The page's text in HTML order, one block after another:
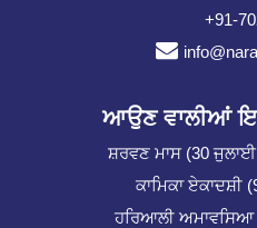
+91-
ਆਉਣ ਵਾਲੀਆਂ
ਸ਼ਰਵਣ ਮਾਸ (30
ਕਾਮਿਕਾ ਏਕਾਦਸ਼ੀ
ਹਰਿਆਲੀ ਅਮਾਵਸਿਆ